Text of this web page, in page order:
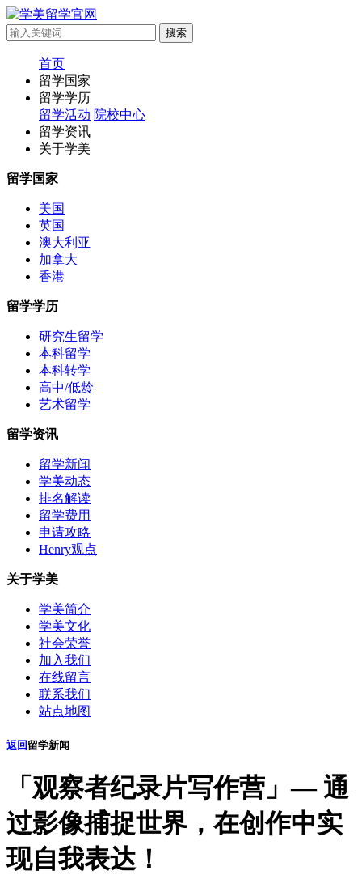
首页
留学国家
留学学历
留学活动 院校中心
留学资讯
关于学美
留学国家
美国
英国
澳大利亚
加拿大
香港
留学学历
研究生留学
本科留学
本科转学
高中/低龄
艺术留学
留学资讯
留学新闻
学美动态
排名解读
留学费用
申请攻略
Henry观点
关于学美
学美简介
学美文化
社会荣誉
加入我们
在线留言
联系我们
站点地图
返回 留学新闻
「观察者纪录片写作营」— 通
过影像捕捉世界，在创作中实
现自我表达！